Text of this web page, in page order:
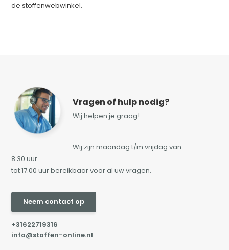
de stoffenwebwinkel.
Vragen of hulp nodig?
Wij helpen je graag!
Wij zijn maandag t/m vrijdag van
8.30 uur
tot 17.00 uur bereikbaar voor al uw vragen.
Neem contact op
+31622719316
info@stoffen-online.nl